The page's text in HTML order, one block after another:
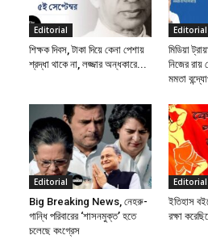
Editorial
শিক্ষক দিবস, টাকা দিয়ে কেনা পেশায়
শ্রদ্ধা থাকে না, লজ্জার অন্ধকারে...
Editorial
মিডিয়া
নিজের রায়
মমতা
Editorial
Big Breaking News, নেহরু-
গান্ধি পরিবারের ‘শাসনমুক্ত’ হতে
চলেছে কংগ্রেস
Editorial
ইতিহাস
রক্ষা